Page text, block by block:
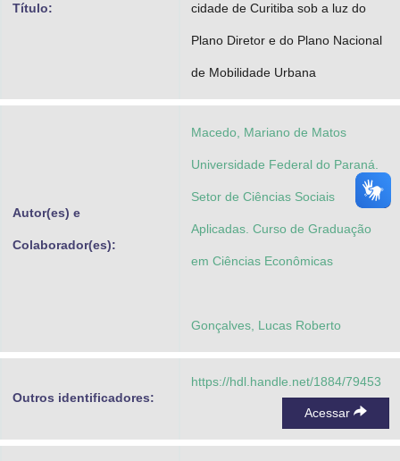
Título: cidade de Curitiba sob a luz do
Plano Diretor e do Plano Nacional
de Mobilidade Urbana
Autor(es) e
Colaborador(es):
Macedo, Mariano de Matos
Universidade Federal do Paraná.
Setor de Ciências Sociais
Aplicadas. Curso de Graduação
em Ciências Econômicas
Gonçalves, Lucas Roberto
Outros identificadores:
https://hdl.handle.net/1884/79453
Acessar